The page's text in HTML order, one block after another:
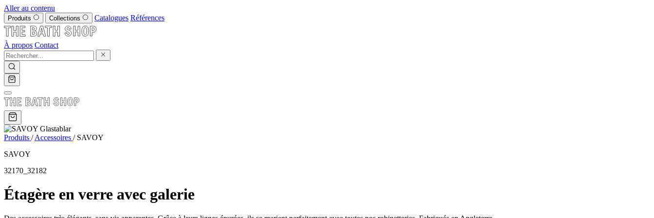
Aller au contenu
Produits Collections Catalogues Références
À propos Contact
Produits / Accessoires / SAVOY
SAVOY
32170_32182
Étagère en verre avec galerie